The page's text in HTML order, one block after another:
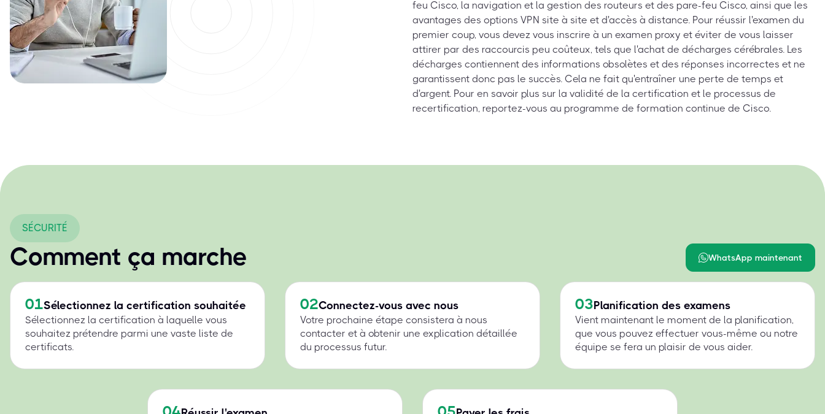
feu Cisco, la navigation et la gestion des routeurs et des pare-feu Cisco, ainsi que les
avantages des options VPN site à site et d'accès à distance. Pour réussir l'examen du
premier coup, vous devez vous inscrire à un examen proxy et éviter de vous laisser
attirer par des raccourcis peu coûteux, tels que l'achat de décharges cérébrales. Les
décharges contiennent des informations obsolètes et des réponses incorrectes et ne
garantissent donc pas le succès. Cela ne fait qu'entraîner une perte de temps et
d'argent. Pour en savoir plus sur la validité de la certification et le processus de
recertification, reportez-vous au programme de formation continue de Cisco.
SÉCURITÉ
Comment ça marche WhatsApp maintenant
01Sélectionnez la certification souhaitée
Sélectionnez la certification à laquelle vous
souhaitez prétendre parmi une vaste liste de
certificats.
02Connectez-vous avec nous
Votre prochaine étape consistera à nous
contacter et à obtenir une explication détaillée
du processus futur.
03Planification des examens
Vient maintenant le moment de la planification,
que vous pouvez effectuer vous-même ou notre
équipe se fera un plaisir de vous aider.